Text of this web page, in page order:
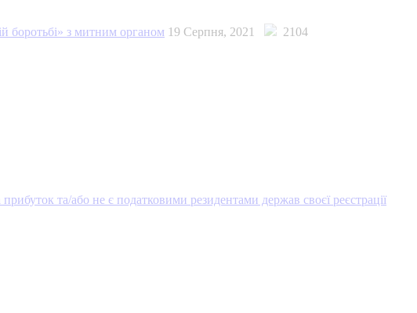
боротьбі» з митним органом 19 Серпня, 2021 2104
та/або не є податковими резидентами держав своєї реєстрації